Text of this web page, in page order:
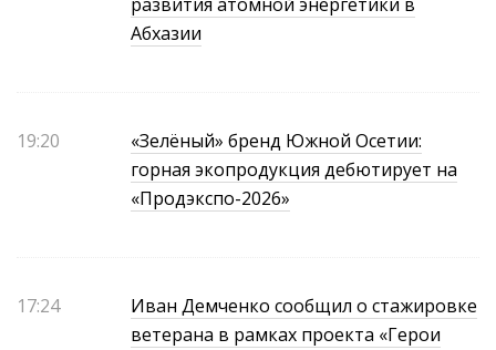
Абхазии
19:20
«Зелёный» бренд Южной Осетии:
горная экопродукция дебютирует на
«Продэкспо-2026»
17:24
Иван Демченко сообщил о стажировке
ветерана в рамках проекта «Герои